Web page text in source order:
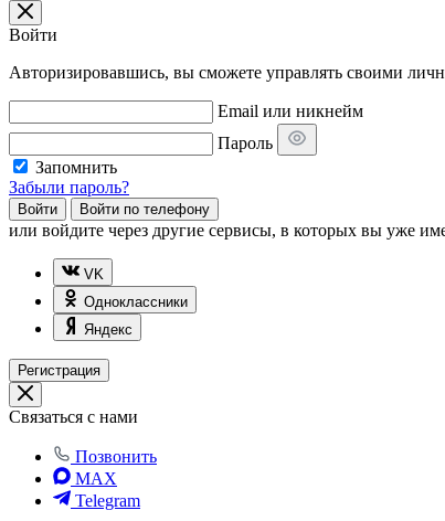
Войти
Авторизировавшись, вы сможете управлять своими
Email или никнейм
Пароль
Запомнить
Забыли пароль?
Войти Войти по телефону
или войдите через другие сервисы, в которых вы уже
VK
Одноклассники
Яндекс
Регистрация
Связаться с нами
Позвонить
MAX
Telegram